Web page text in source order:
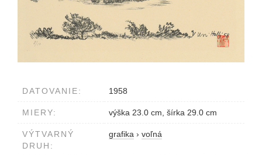
DATOVANIE: 1958
MIERY: výška 23.0 cm, šírka 29.0 cm
VÝTVARNÝ
DRUH:
grafika › voľná